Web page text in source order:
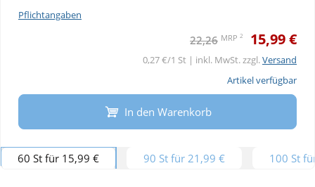
Pflichtangaben
22,26 MRP 2 15,99 €
0,27 €/1 St | inkl. MwSt. zzgl.Versand
Artikel verfügbar
In den Warenkorb
60 St für 15,99 € 90 St für 21,99 € 100 St